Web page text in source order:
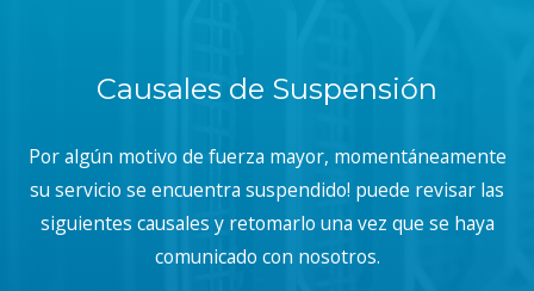
Causales de Suspensión
Por algún motivo de fuerza mayor, momentáneamente
su servicio se encuentra suspendido! puede revisar las
siguientes causales y retomarlo una vez que se haya
comunicado con nosotros.